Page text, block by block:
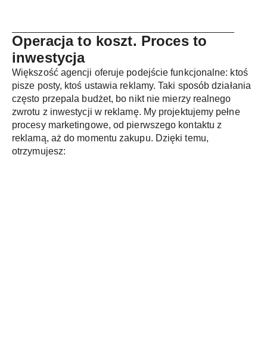
Operacja to koszt. Proces to
inwestycja
Większość agencji oferuje podejście funkcjonalne: ktoś
pisze posty, ktoś ustawia reklamy. Taki sposób działania
często przepala budżet, bo nikt nie mierzy realnego
zwrotu z inwestycji w reklamę. My projektujemy pełne
procesy marketingowe, od pierwszego kontaktu z
reklamą, aż do momentu zakupu. Dzięki temu,
otrzymujesz: